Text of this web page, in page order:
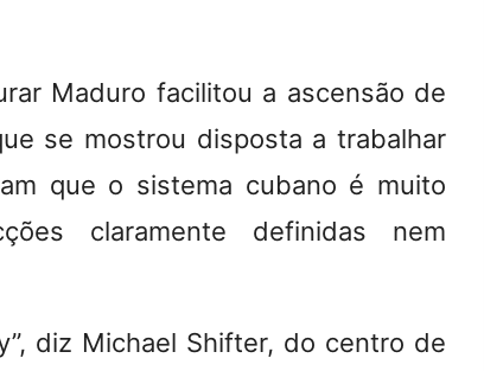
Maduro facilitou a ascensão de
se mostrou disposta a trabalhar
que o sistema cubano é muito
claramente definidas nem
diz Michael Shifter, do centro de